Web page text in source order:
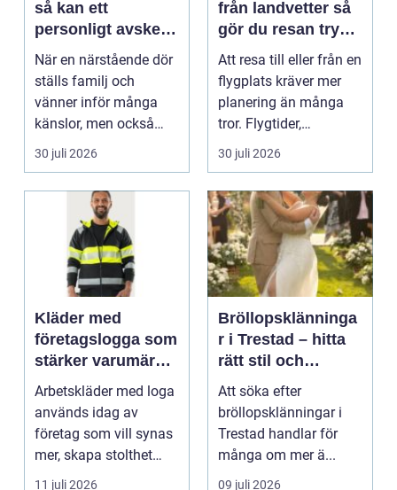
så kan ett
personligt avsked
formas
När en närstående dör
ställs familj och
vänner inför många
känslor, men också
praktiska beslut. En b...
30 juli 2026
från landvetter så
gör du resan trygg
och smidig
Att resa till eller från en
flygplats kräver mer
planering än många
tror. Flygtider,
packning, säker...
30 juli 2026
Kläder med
företagslogga som
stärker varumärket
varje dag
Arbetskläder med loga
används idag av
företag som vill synas
mer, skapa stolthet
inte...
11 juli 2026
Bröllopsklänninga
r i Trestad – hitta
rätt stil och
passform inför den
stora dagen
Att söka efter
bröllopsklänningar i
Trestad handlar för
många om mer ä...
09 juli 2026